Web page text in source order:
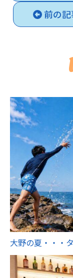
前の
大野の夏・・・